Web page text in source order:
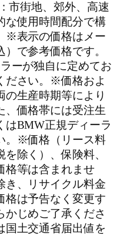
市街地、郊外、高速
な使用時間配分で構
※表示の価格はメー
で参考価格です。
ーが独自に定めてお
ださい。※価格およ
の生産時期等により
、価格帯には受注生
はBMW正規ディーラ
。※価格（リース料
除く）、保険料、
格等は含まれませ
、リサイクル料金
は予告なく変更す
かじめご了承くださ
土交通省届出値を